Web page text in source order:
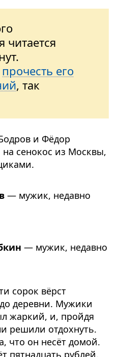
читается
прочесть его
, так
и Фёдор
сенокос из Москвы,
— мужик, недавно
— мужик, недавно
сорок вёрст
деревни. Мужики
жаркий, и, пройдя
решили отдохнуть.
что он несёт домой.
пятнадцать рублей,